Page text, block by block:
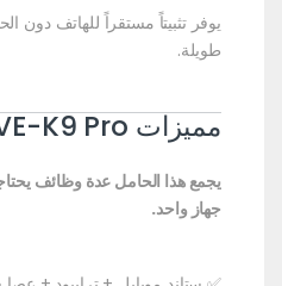
يوفر تثبيتاً مستقراً للهاتف دون
طويلة.
مميزات PLOKAMA LIVE-K9 Pro
يجمع هذا الحامل عدة وظائف
جهاز واحد.